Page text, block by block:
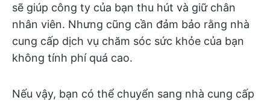
sẽ giúp công ty của bạn thu hút và giữ chân
nhân viên. Nhưng cũng cần đảm bảo rằng nhà
cung cấp dịch vụ chăm sóc sức khỏe của bạn
không tính phí quá cao.
Nếu vậy, bạn có thể chuyển sang nhà cung cấp